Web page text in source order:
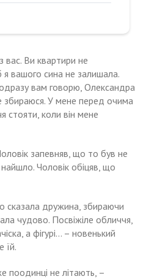
вас. Ви квартири не
вашого сина не залишала.
вам говорю, Олександра
збираюся. У мене перед очима
стояти, коли він мене
запевняв, що то був не
Чоловік обіцяв, що
сказала дружина, збираючи
чудово. Посвіжіле обличчя,
а фігурі… – новенький
їй.
поодинці не літають, –